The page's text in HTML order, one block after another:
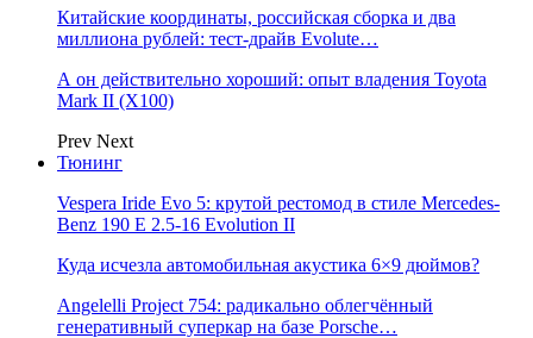
Китайские координаты, российская сборка и два
миллиона рублей: тест-драйв Evolute…
А он действительно хороший: опыт владения Toyota
Mark II (Х100)
Prev Next
Тюнинг
Vespera Iride Evo 5: крутой рестомод в стиле Mercedes-
Benz 190 E 2.5-16 Evolution II
Куда исчезла автомобильная акустика 6×9 дюймов?
Angelelli Project 754: радикально облегчённый
генеративный суперкар на базе Porsche…